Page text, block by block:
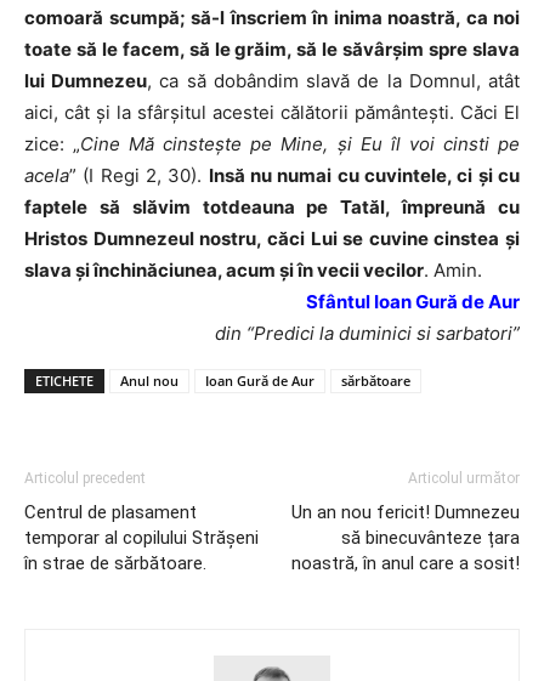
comoară scumpă; să-l înscriem în inima noastră, ca noi
toate să le facem, să le grăim, să le săvârşim spre slava
lui Dumnezeu, ca să dobândim slavă de la Domnul, atât
aici, cât şi la sfârşitul acestei călătorii pământeşti. Căci El
zice: „Cine Mă cinsteşte pe Mine, şi Eu îl voi cinsti pe
acela” (I Regi 2, 30). Insă nu numai cu cuvintele, ci şi cu
faptele să slăvim totdeauna pe Tatăl, împreună cu
Hristos Dumnezeul nostru, căci Lui se cuvine cinstea şi
slava şi închinăciunea, acum şi în vecii vecilor. Amin.
Sfântul Ioan Gură de Aur
din “Predici la duminici si sarbatori”
ETICHETE Anul nou Ioan Gură de Aur sărbătoare
Articolul precedent
Centrul de plasament
temporar al copilului Strășeni
în strae de sărbătoare.
Articolul următor
Un an nou fericit! Dumnezeu
să binecuvânteze țara
noastră, în anul care a sosit!